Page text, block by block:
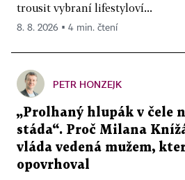
trousit vybraní lifestyloví...
8. 8. 2026 ▪ 4 min. čtení
PETR HONZEJK
„Prolhaný hlupák v čele
stáda“. Proč Milana
vláda vedená mužem,
opovrhoval